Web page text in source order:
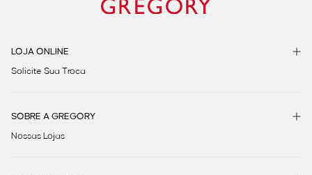
LOJA ONLINE
Solicite Sua Troca
SOBRE A GREGORY
Nossas Lojas